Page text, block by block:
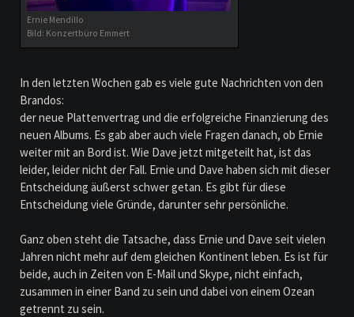
Ernie Mendillo
Bild: Konzertbüro Emmert
In den letzten Wochen gab es viele gute Nachrichten von den
Brandos:
der neue Plattenvertrag und die erfolgreiche Finanzierung des
neuen Albums. Es gab aber auch viele Fragen danach, ob Ernie
weiter mit an Bord ist. Wie Dave jetzt mitgeteilt hat, ist das
leider, leider nicht der Fall. Ernie und Dave haben sich mit dieser
Entscheidung äußerst schwer getan. Es gibt für diese
Entscheidung viele Gründe, darunter sehr persönliche.
Ganz oben steht die Tatsache, dass Ernie und Dave seit vielen
Jahren nicht mehr auf dem gleichen Kontinent leben. Es ist für
beide, auch in Zeiten von E-Mail und Skype, nicht einfach,
zusammen in einer Band zu sein und dabei von einem Ozean
getrennt zu sein.